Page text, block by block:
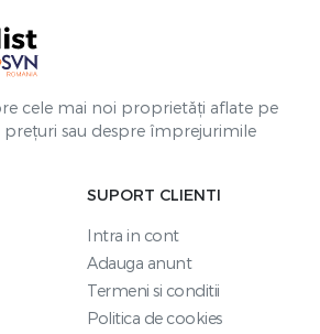
cele mai noi proprietăți aflate pe
prețuri sau despre împrejurimile
SUPORT CLIENTI
Intra in cont
Adauga anunt
Termeni si conditii
Politica de cookies